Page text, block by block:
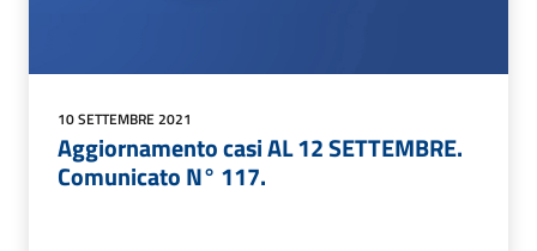
10 SETTEMBRE 2021
Aggiornamento casi AL 12 SETTEMBRE.
Comunicato N° 117.